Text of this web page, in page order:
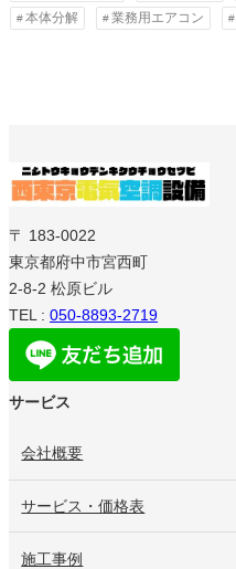
本体分解
業務用エアコン
〒 183-0022
東京都府中市宮西町
2-8-2 松原ビル
TEL : 050-8893-2719
サービス
会社概要
サービス・価格表
施工事例